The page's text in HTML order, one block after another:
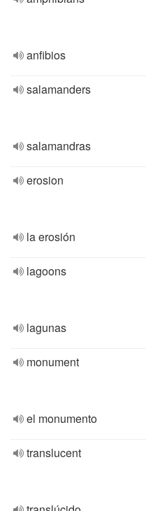
anfibios
salamanders
salamandras
erosion
la erosión
lagoons
lagunas
monument
el monumento
translucent